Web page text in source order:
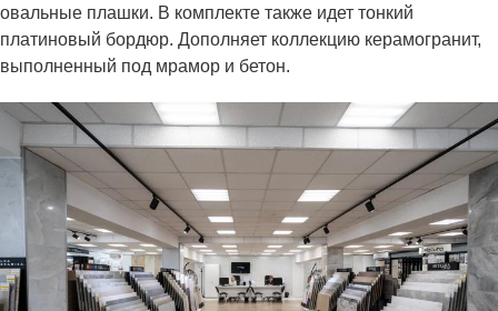
овальные плашки. В комплекте также идет тонкий
платиновый бордюр. Дополняет коллекцию керамогранит,
выполненный под мрамор и бетон.